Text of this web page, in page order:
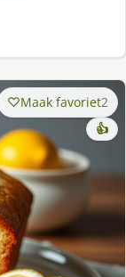
Maak favoriet2
👍